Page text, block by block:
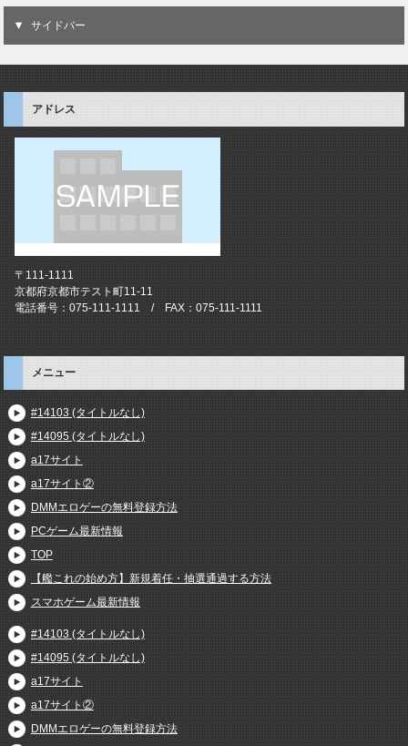
サイドバー
アドレス
〒111-1111
京都府京都市テスト町11-11
電話番号：075-111-1111 / FAX：075-111-1111
メニュー
#14103 (タイトルなし)
#14095 (タイトルなし)
a17サイト
a17サイト②
DMMエロゲーの無料登録方法
PCゲーム最新情報
TOP
【艦これの始め方】新規着任・抽選通過する方法
スマホゲーム最新情報
#14103 (タイトルなし)
#14095 (タイトルなし)
a17サイト
a17サイト②
DMMエロゲーの無料登録方法